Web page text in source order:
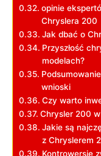
opinie
Chryslera 200
Jak dbać o
Przyszłość
modelach?
wnioski
Czy warto
Chrysler 200
Jakie są
z Chryslerem
Kontrowersje